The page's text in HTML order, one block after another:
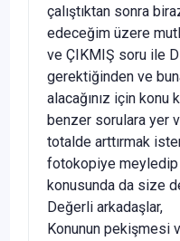
çalıştıktan sonra
edeceğim üzere
ve ÇIKMIŞ soru ile
gerektiğinden ve
alacağınız için konu
benzer sorulara yer
totalde arttırmak
fotokopiye meyledip
konusunda da size
Değerli arkadaşlar,
Konunun pekişmesi